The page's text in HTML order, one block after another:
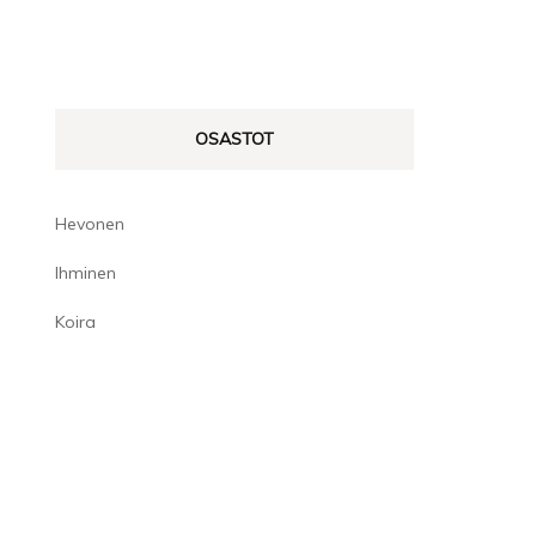
OSASTOT
Hevonen
Ihminen
Koira